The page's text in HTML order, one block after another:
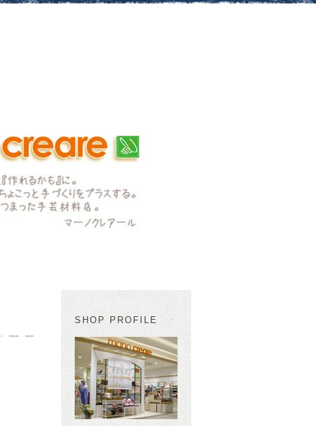
SHOP PROFILE